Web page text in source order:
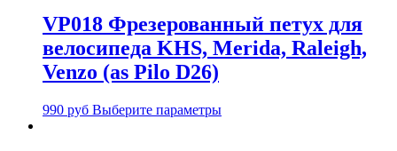
VP018 Фрезерованный петух для
велосипеда KHS, Merida, Raleigh,
Venzo (as Pilo D26)
990 руб Выберите параметры